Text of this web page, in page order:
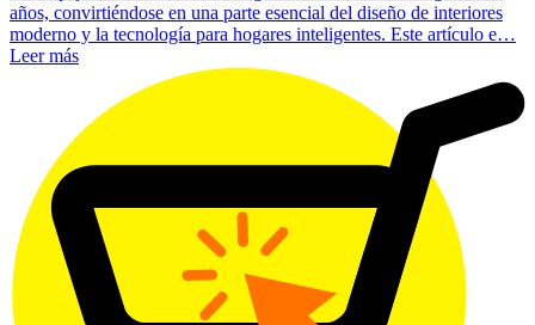
años, convirtiéndose en una parte esencial del diseño de interiores
moderno y la tecnología para hogares inteligentes. Este artículo e…
Leer más